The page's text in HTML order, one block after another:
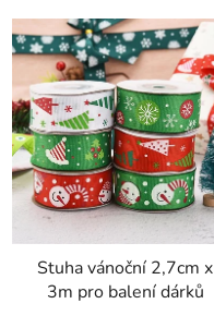
Stuha vánoční 2,7cm x
3m pro balení dárků